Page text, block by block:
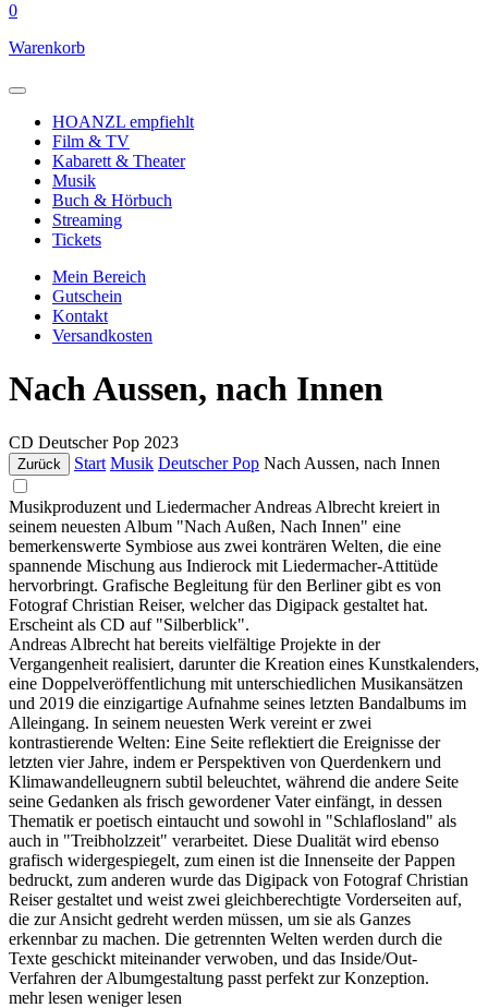
0
Warenkorb
HOANZL empfiehlt
Film & TV
Kabarett & Theater
Musik
Buch & Hörbuch
Streaming
Tickets
Mein Bereich
Gutschein
Kontakt
Versandkosten
Nach Aussen, nach Innen
CD Deutscher Pop 2023
Zurück Start Musik Deutscher Pop Nach Aussen, nach Innen
Musikproduzent und Liedermacher Andreas Albrecht kreiert in
seinem neuesten Album "Nach Außen, Nach Innen" eine
bemerkenswerte Symbiose aus zwei konträren Welten, die eine
spannende Mischung aus Indierock mit Liedermacher-Attitüde
hervorbringt. Grafische Begleitung für den Berliner gibt es von
Fotograf Christian Reiser, welcher das Digipack gestaltet hat.
Erscheint als CD auf "Silberblick".
Andreas Albrecht hat bereits vielfältige Projekte in der
Vergangenheit realisiert, darunter die Kreation eines Kunstkalenders,
eine Doppelveröffentlichung mit unterschiedlichen Musikansätzen
und 2019 die einzigartige Aufnahme seines letzten Bandalbums im
Alleingang. In seinem neuesten Werk vereint er zwei
kontrastierende Welten: Eine Seite reflektiert die Ereignisse der
letzten vier Jahre, indem er Perspektiven von Querdenkern und
Klimawandelleugnern subtil beleuchtet, während die andere Seite
seine Gedanken als frisch gewordener Vater einfängt, in dessen
Thematik er poetisch eintaucht und sowohl in "Schlaflosland" als
auch in "Treibholzzeit" verarbeitet. Diese Dualität wird ebenso
grafisch widergespiegelt, zum einen ist die Innenseite der Pappen
bedruckt, zum anderen wurde das Digipack von Fotograf Christian
Reiser gestaltet und weist zwei gleichberechtigte Vorderseiten auf,
die zur Ansicht gedreht werden müssen, um sie als Ganzes
erkennbar zu machen. Die getrennten Welten werden durch die
Texte geschickt miteinander verwoben, und das Inside/Out-
Verfahren der Albumgestaltung passt perfekt zur Konzeption.
mehr lesen weniger lesen